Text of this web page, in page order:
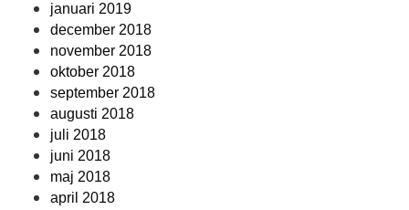
januari 2019
december 2018
november 2018
oktober 2018
september 2018
augusti 2018
juli 2018
juni 2018
maj 2018
april 2018